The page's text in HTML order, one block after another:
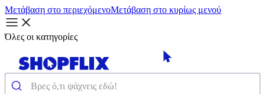
Μετάβαση στο περιεχόμενοΜετάβαση στο κυρίως μενού
Όλες οι κατηγορίες